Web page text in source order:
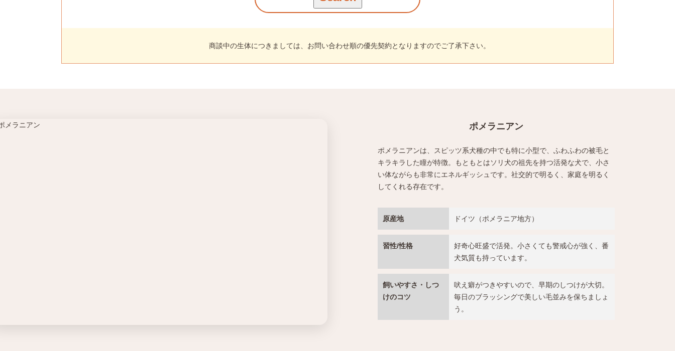
商談中の生体につきましては、お問い合わせ順の優先契約となりますのでご了承下さい。
ポメラニアン
ポメラニアンは、スピッツ系犬種の中でも特に小型で、ふわふわの被毛と
キラキラした瞳が特徴。もともとはソリ犬の祖先を持つ活発な犬で、小さ
い体ながらも非常にエネルギッシュです。社交的で明るく、家庭を明るく
してくれる存在です。
原産地 ドイツ（ポメラニア地方）
習性/性格
好奇心旺盛で活発。小さくても警戒心が強く、番
犬気質も持っています。
飼いやすさ・しつ
けのコツ
吠え癖がつきやすいので、早期のしつけが大切。
毎日のブラッシングで美しい毛並みを保ちましょ
う。